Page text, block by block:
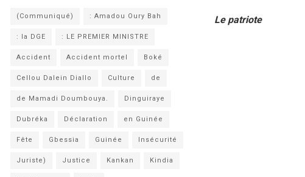
Le patriote
(Communiqué) : Amadou Oury Bah
: la DGE : LE PREMIER MINISTRE
Accident Accident mortel Boké
Cellou Dalein Diallo Culture de
de Mamadi Doumbouya. Dinguiraye
Dubréka Déclaration en Guinée
Fête Gbessia Guinée Insécurité
Juriste) Justice Kankan Kindia